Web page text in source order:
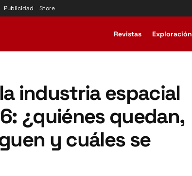
Publicidad Store
Revistas Exploración
industria espacial
¿quiénes quedan,
y cuáles se